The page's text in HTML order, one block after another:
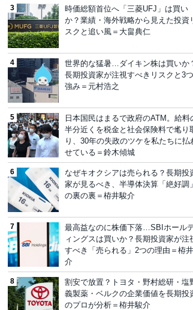
時価総額首位へ「三菱UFJ」は買い
か？業績・海外戦略から見えた投資
スクと追い風＝大畠典仁
世界的な猛暑…ダイキン株は買いか
長期投資家が注視すべきリスクと3
強み＝元村浩之
日本国民はまるで政府のATM。給料
半分近くを税金と社会保険料で毟り
り、30年の失政のツケを私たちに払
せている＝鈴木傾城
なぜキオクシアは売られる？長期投
家が見るべき、半導体決算「絶好調」
の裏の裏＝栫井駿介
最高益なのに株価下落…SBIホール
ィングスは買いか？長期投資家が注
すべき「売られる」2つの理由＝栫
介
割安で放置？トヨタ・野村総研・塩
義製薬・ベルクの企業価値を長期投
のプロが分析＝栫井駿介